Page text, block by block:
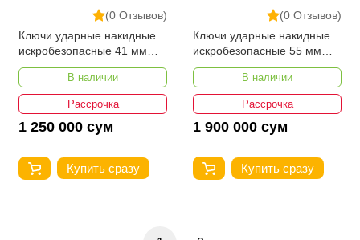
(0 Отзывов)
Ключи ударные накидные
искробезопасные 41 мм
YATO YT-67860
В наличии
Рассрочка
1 250 000 сум
Купить сразу
(0 Отзывов)
Ключи ударные накидные
искробезопасные 55 мм
YATO YT-67863
В наличии
Рассрочка
1 900 000 сум
Купить сразу